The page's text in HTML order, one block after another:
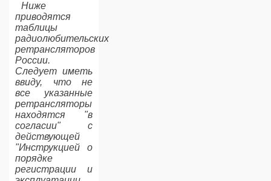
Ниже
приводятся
таблицы
радиолюбительских
ретрансляторов
России.
Следует иметь
ввиду, что не
все указанные
ретрансляторы
находятся "в
согласии" с
действующей
"Инструкцией о
порядке
регистрации и